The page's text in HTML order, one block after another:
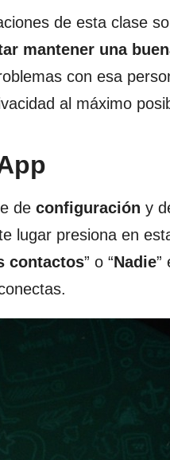
de esta clase
mantener una
con esa
al máximo
de configuración y
lugar presiona en
contactos” o “Nadie”